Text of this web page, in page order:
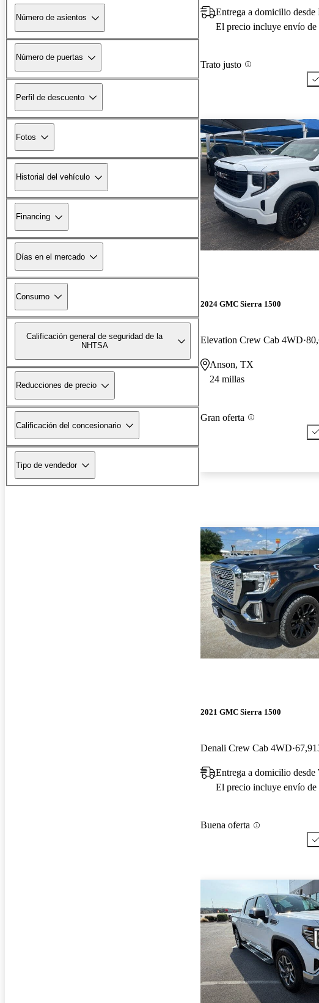
Número de asientos
Número de puertas
Perfil de descuento
Fotos
Historial del vehículo
Financing
Días en el mercado
Consumo
Calificación general de seguridad de la
NHTSA
Reducciones de precio
Calificación del concesionario
Tipo de vendedor
Entrega a domicilio
El precio incluye envío de
Trato justo
2024 GMC Sierra 1500
Elevation Crew Cab 4WD
Anson, TX
24 millas
Gran oferta
2021 GMC Sierra 1500
Denali Crew Cab 4WD
Entrega a domicilio
El precio incluye envío de
Buena oferta